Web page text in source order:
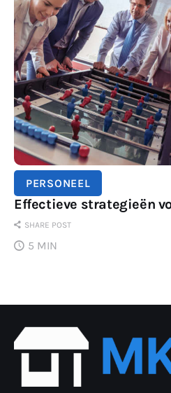
Personeel
Starter
PERSONEEL
Effectieve strategieën
SHARE POST
5 MIN